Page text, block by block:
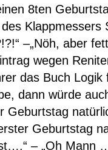
8ten
Klappmessers
–„Nöh, aber
wegen
das Buch Logik
dann würde
Geburtstag
Geburtstag
– „Oh Mann